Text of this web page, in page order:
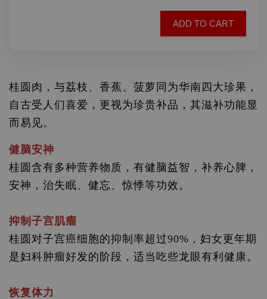
ADD TO CART
桂圆肉 ，与荔枝、香蕉、菠萝同为华南四大珍果，
自古受人们喜爱，更视为珍贵补品，其滋补功能显
而易见。
健脑安神
桂圆含有多种营养物质，有健脑益智，补养心脾，
安神，治失眠、健忘、惊悸等功效。
抑制子宫肌瘤
桂圆对子宫癌细胞的抑制率超过90%，妇女更年期
是妇科肿瘤好发的阶段，适当吃些龙眼有利健康。
恢复体力